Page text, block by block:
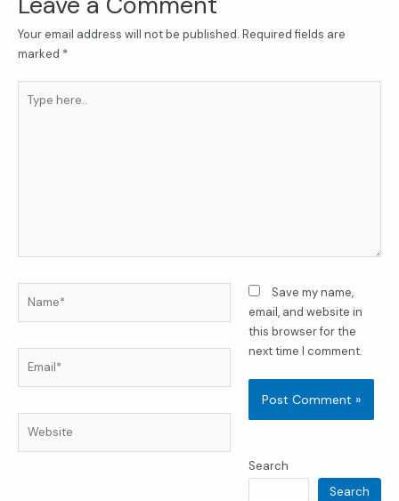
Your email address will not be published. Required fields are
marked *
here..
Save my name,
email, and website in
this browser for the
next time I comment.
Search
Search